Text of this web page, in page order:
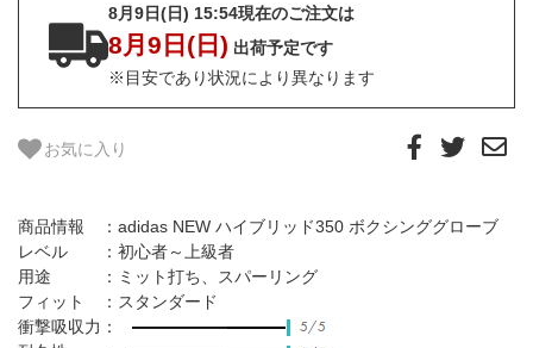
8月9日(日) 15:54現在のご注文は
8月9日(日) 出荷予定です
※目安であり状況により異なります
お気に入り
商品情報 ：adidas NEW ハイブリッド350 ボクシンググローブ
レベル ：初心者～上級者
用途 ：ミット打ち、スパーリング
フィット ：スタンダード
衝撃吸収力：